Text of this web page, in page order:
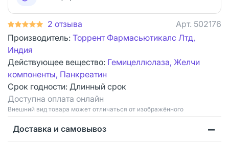
2 отзыва Арт. 502176
Производитель: Торрент Фармасьютикалс Лтд,
Индия
Действующее вещество: Гемицеллюлаза, Желчи
компоненты, Панкреатин
Срок годности: Длинный срок
Доступна оплата онлайн
Bнешний вид товара может отличаться от изображённого
Доставка и самовывоз